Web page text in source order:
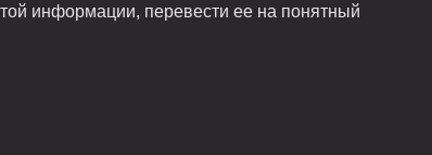
информации, перевести ее на понятный